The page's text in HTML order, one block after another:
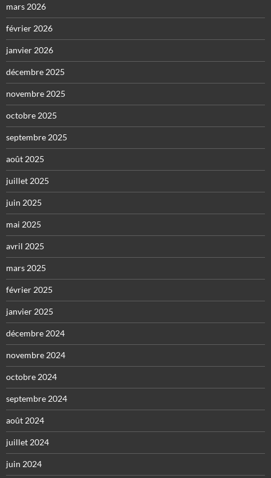
mars 2026
février 2026
janvier 2026
décembre 2025
novembre 2025
octobre 2025
septembre 2025
août 2025
juillet 2025
juin 2025
mai 2025
avril 2025
mars 2025
février 2025
janvier 2025
décembre 2024
novembre 2024
octobre 2024
septembre 2024
août 2024
juillet 2024
juin 2024